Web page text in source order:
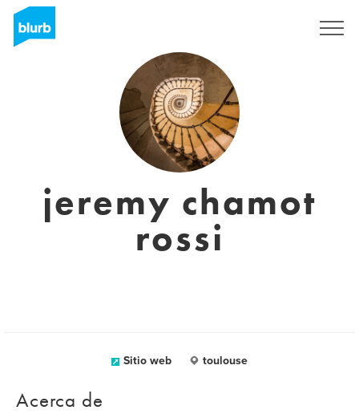
jeremy chamot
rossi
Sitio web toulouse
Acerca de